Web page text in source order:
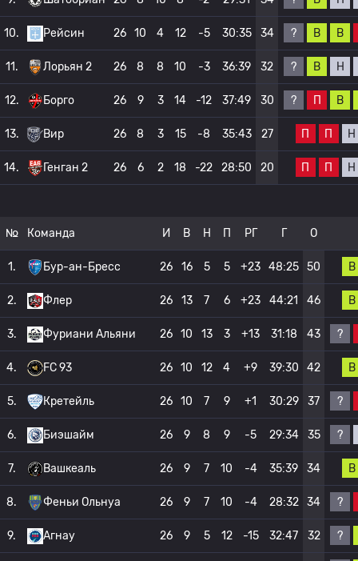
10. Рейсин 26 10 4 12 -5 30:35 34 ? В В
11. Лорьян 2 26 8 8 10 -3 36:39 32 ? В Н
12. Борго 26 9 3 14 -12 37:49 30 ? П В
13. Вир 26 8 3 15 -8 35:43 27 П П Н
14. Генган 2 26 6 2 18 -22 28:50 20 П П Н
№ Команда И В Н П РГ Г О
1. Бур-ан-Бресс 26 16 5 5 +23 48:25 50 В
2. Флер 26 13 7 6 +23 44:21 46 В
3. Фуриани Альяни 26 10 13 3 +13 31:18 43 ?
4. FC 93 26 10 12 4 +9 39:30 42 В
5. Кретейль 26 10 7 9 +1 30:29 37 ?
6. Биэшайм 26 9 8 9 -5 29:34 35 ?
7. Вашкеаль 26 9 7 10 -4 35:39 34 В
8. Феньи Ольнуа 26 9 7 10 -4 28:32 34 ?
9. Агнау 26 9 5 12 -15 32:47 32 ?